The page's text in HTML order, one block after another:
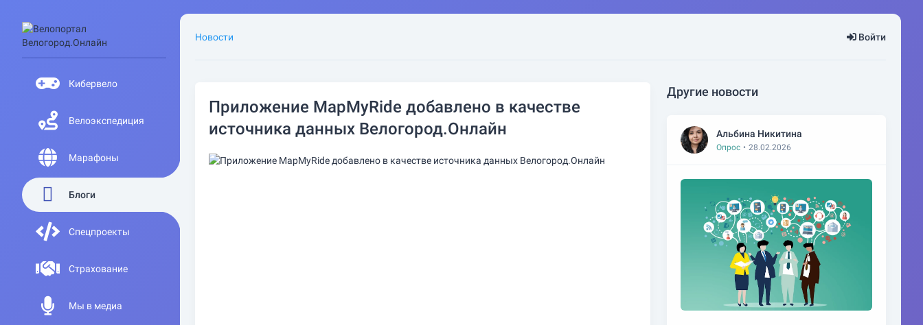
Кибервело
Велоэкспедиция
Марафоны
Блоги
Спецпроекты
Страхование
Мы в медиа
Новости Войти
Приложение MapMyRide добавлено в качестве
источника данных Велогород.Онлайн
Другие новости
Альбина Никитина
Опрос • 28.02.2026